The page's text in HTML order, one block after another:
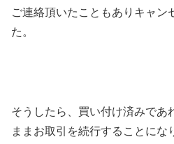
ご連絡頂いたこともありキャン
た。
そうしたら、買い付け済みで
ままお取引を続行することにな